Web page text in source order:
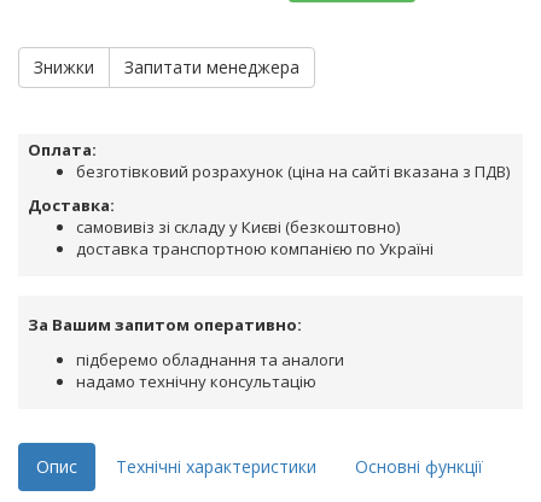
Знижки Запитати менеджера
Оплата:
безготівковий розрахунок (ціна на сайті вказана з ПДВ)
Доставка:
самовивіз зі складу у Києві (безкоштовно)
доставка транспортною компанією по Україні
За Вашим запитом оперативно:
підберемо обладнання та аналоги
надамо технічну консультацію
Опис Технічні характеристики Основні функції